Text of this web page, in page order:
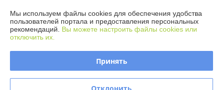
Регистрационный номер ЕГР: 192672952
УНП: 192672952
Дата регистрации компании: 28.11.2016
Мы используем файлы cookies для обеспечения удобства
пользователей портала и предоставления персональных
рекомендаций. Вы можете настроить файлы cookies или
отключить их.
Принять
Отклонить